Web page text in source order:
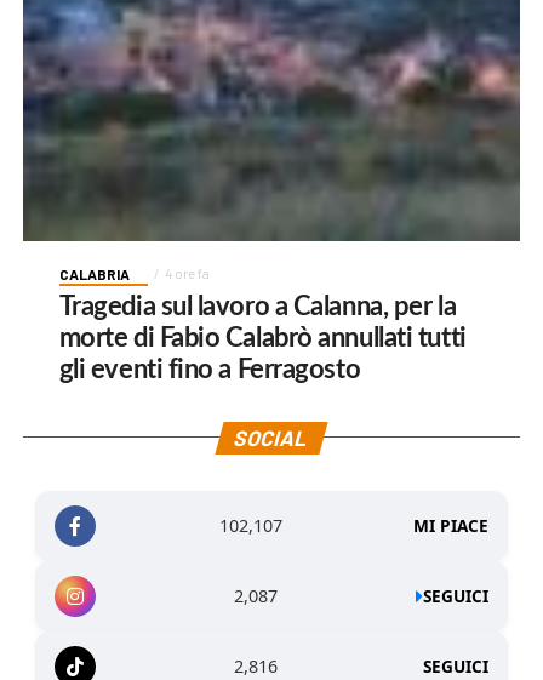
CALABRIA 4 ore fa
Tragedia sul lavoro a Calanna, per la
morte di Fabio Calabrò annullati tutti
gli eventi fino a Ferragosto
SOCIAL
102,107 MI PIACE
2,087 SEGUICI
2,816 SEGUICI